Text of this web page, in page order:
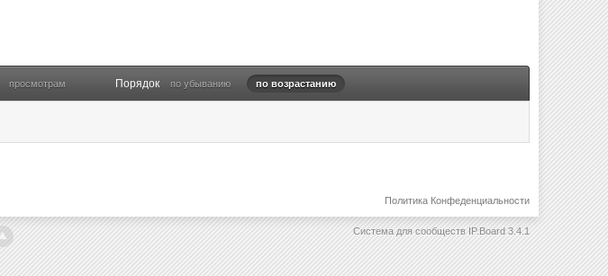
просмотрам Порядок по убыванию по возрастанию
Политика Конфеденциальности
Система для сообществ IP.Board 3.4.1